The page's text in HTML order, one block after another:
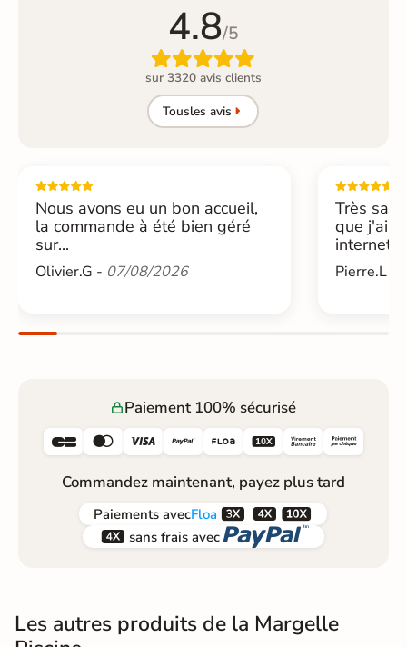
4.8/5

sur 3320 avis clients
Tousles avis
Nous avons eu un bon accueil,
la commande à été bien géré
sur...
Olivier.G - 07/08/2026
Très
que j'ai
internet....
Pierre.L -
Paiement 100% sécurisé
     
Commandez maintenant, payez plus tard
Paiements avecFloa  
 sans frais avec 
Les autres produits de la Margelle